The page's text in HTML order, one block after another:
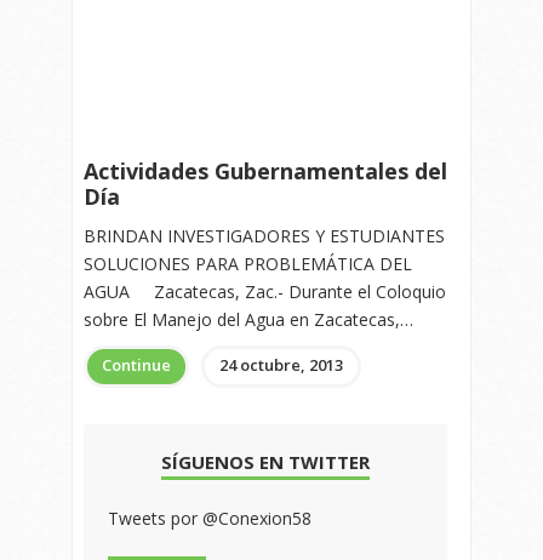
Actividades Gubernamentales del
Día
BRINDAN INVESTIGADORES Y ESTUDIANTES
SOLUCIONES PARA PROBLEMÁTICA DEL
AGUA Zacatecas, Zac.- Durante el Coloquio
sobre El Manejo del Agua en Zacatecas,…
Continue 24 octubre, 2013
SÍGUENOS EN TWITTER
Tweets por @Conexion58